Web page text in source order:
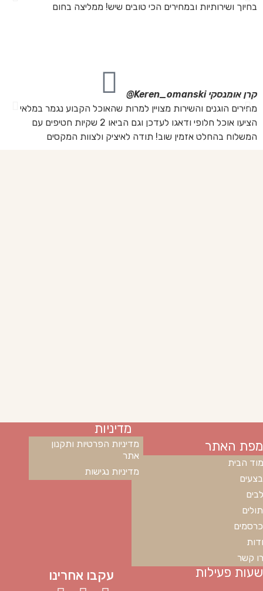
בחיוך ושירותיות ובמחירים הכי טובים שיש! ממליצה בחום
קרן אומנסקיKeren_omanski@
מחירים הוגנים והשירות מצויין למרות שהאוכל הקבוע נגמר במלאי
הציעו אוכל חלופי ודאגו לעדכן וגם הביאו 2 שקיות חטיפים עם
המשלוח בהחלט אזמין שוב! תודה לאיציק ולצוות המקסים
מפת האתר
הבית
קשר
מדיניות
מדיניות הפרטיות ותקנון
אתר
מדיניות נגישות
שעות פעילות עקבו אחרינו